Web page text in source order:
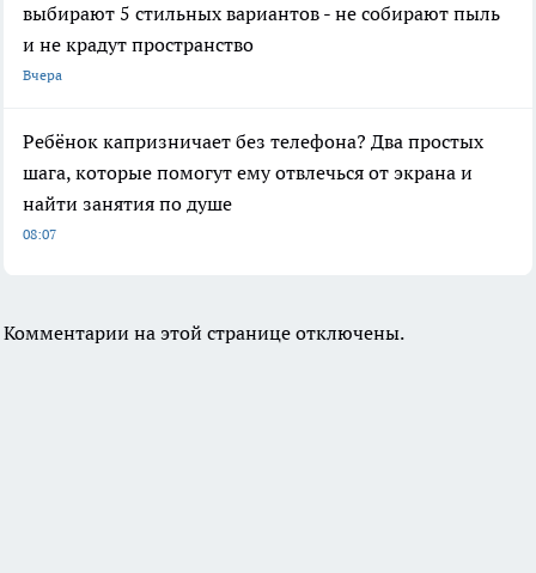
выбирают 5 стильных вариантов - не собирают пыль
и не крадут пространство
Вчера
Ребёнок капризничает без телефона? Два простых
шага, которые помогут ему отвлечься от экрана и
найти занятия по душе
08:07
Комментарии на этой странице отключены.